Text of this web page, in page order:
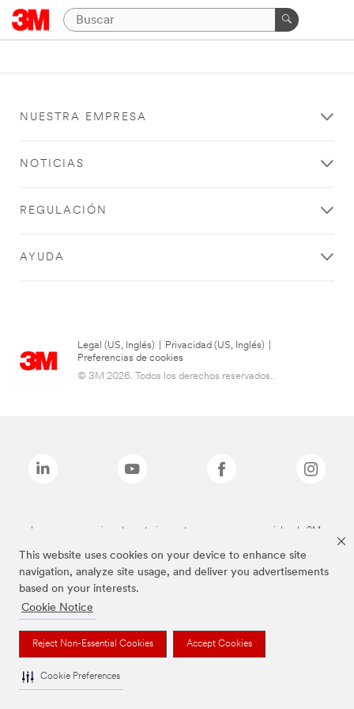
This website uses cookies on your device to enhance site
navigation, analyze site usage, and deliver you advertisements
based on your interests.
Cookie Notice
Reject Non-Essential Cookies Accept Cookies
Cookie Preferences
NUESTRA EMPRESA
NOTICIAS
REGULACIÓN
AYUDA
Legal (US, Inglés) Privacidad (US, Inglés)
Preferencias de cookies
© 3M 2026. Todos los derechos reservados..
Las marcas mencionadas anteriormente son marcas comerciales de 3M.